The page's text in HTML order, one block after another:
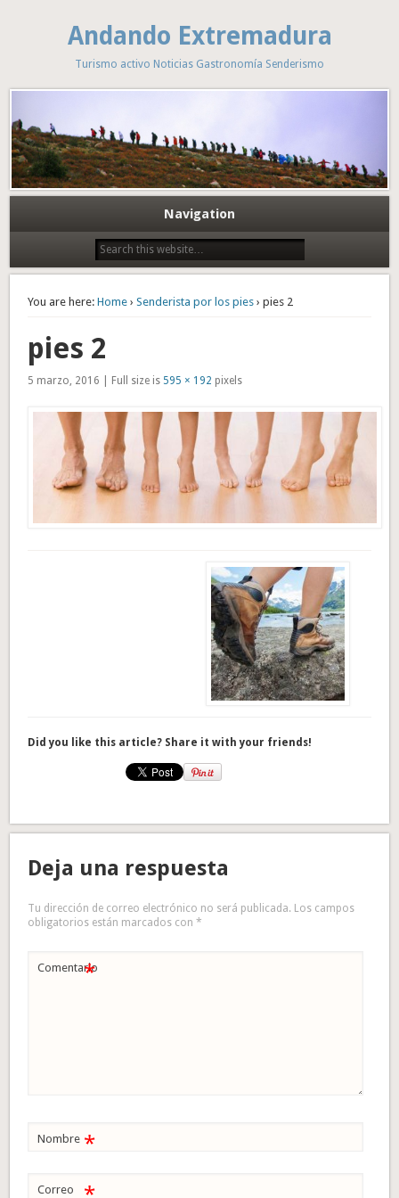
Andando Extremadura
Turismo activo Noticias Gastronomía Senderismo
Navigation
You are here: Home ›Senderista por los pies › pies 2
pies 2
5 marzo, 2016 | Full size is 595 × 192 pixels
Did you like this article? Share it with your friends!
Deja una respuesta
Tu dirección de correo electrónico no será publicada. Los campos
obligatorios están marcados con*
Comentario
*
Nombre *
Correo